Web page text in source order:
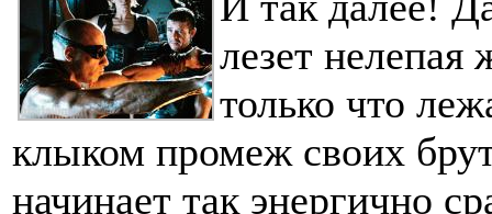
лезет нелепая
только что
клыком промеж своих
начинает так энергично